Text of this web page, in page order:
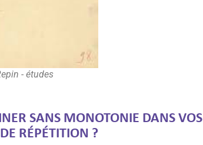
- études
SANS MONOTONIE DANS VOS
RÉPÉTITION ?